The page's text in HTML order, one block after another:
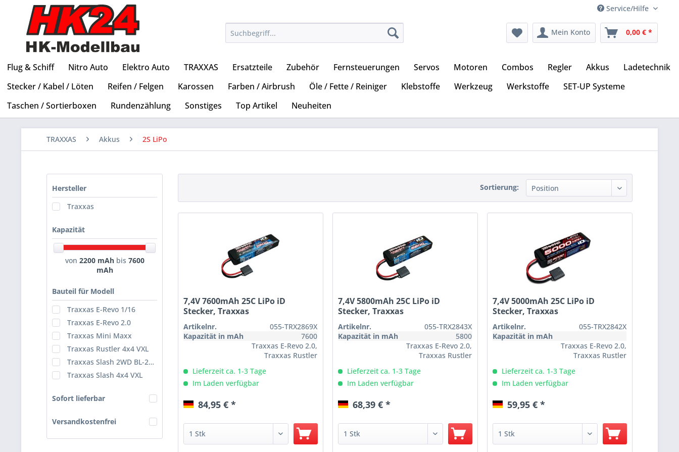
Service/Hilfe
Mein Konto 0,00 € *
Flug & Schiff Nitro Auto Elektro Auto TRAXXAS Ersatzteile Zubehör Fernsteuerungen Servos Motoren Combos Regler Akkus
Ladetechnik
Stecker / Kabel / Löten
Reifen / Felgen Karossen Farben / Airbrush Öle / Fette / Reiniger Klebstoffe Werkzeug Werkstoffe
SET-UP Systeme
Taschen / Sortierboxen
Rundenzählung Sonstiges Top Artikel Neuheiten
TRAXXAS Akkus 2S LiPo
Hersteller
Traxxas
Kapazität
von 2200 mAh bis 7600
mAh
Bauteil für Modell
Traxxas E-Revo 1/16
Traxxas E-Revo 2.0
Traxxas Mini Maxx
Traxxas Rustler 4x4 VXL
Traxxas Slash 2WD BL-2S Tuning
Traxxas Slash 4x4 VXL
Sofort lieferbar
Versandkostenfrei
Sortierung:
7,4V 7600mAh 25C LiPo iD
Stecker, Traxxas
Artikelnr.
055-TRX2869X
Kapazität in mAh
7600
Bauteil für Modell
Traxxas E-Revo 2.0,
Traxxas Rustler
Slash 2WD BL-2S
Lieferzeit ca. 1-3 Tage
Im Laden verfügbar
84,95 € *
7,4V 5800mAh 25C LiPo iD
Stecker, Traxxas
Artikelnr.
055-TRX2843X
Kapazität in mAh
5800
Traxxas E-Revo 2.0,
Traxxas Rustler
Slash 2WD BL-2S
Lieferzeit ca. 1-3 Tage
Im Laden verfügbar
68,39 € *
7,4V 5000mAh 25C LiPo iD
Stecker, Traxxas
Artikelnr.
055-TRX2842X
Kapazität in mAh
Traxxas E-Revo 2.0,
Traxxas Rustler
Slash 2WD BL-2S
Lieferzeit ca. 1-3 Tage
Im Laden verfügbar
59,95 € *